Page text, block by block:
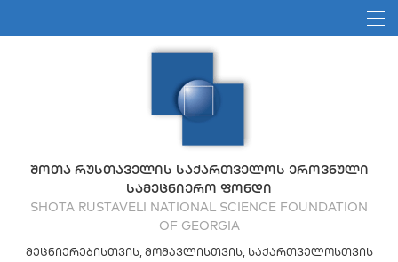
ᲨᲝᲗᲐ ᲠᲣᲡᲗᲐᲕᲔᲚᲘᲡ ᲡᲐᲥᲐᲠᲗᲕᲔᲚᲝᲡ ᲔᲠᲝᲕᲜᲣᲚᲘ
ᲡᲐᲛᲔᲪᲜᲘᲔᲠᲝ ᲤᲝᲜᲓᲘ
SHOTA RUSTAVELI NATIONAL SCIENCE FOUNDATION
OF GEORGIA
ᲛᲔᲪᲜᲘᲔᲠᲔᲑᲘᲡᲗᲕᲘᲡ, ᲛᲝᲛᲐᲕᲚᲘᲡᲗᲕᲘᲡ, ᲡᲐᲥᲐᲠᲗᲕᲔᲚᲝᲡᲗᲕᲘᲡ